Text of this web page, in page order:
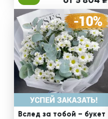
Вслед за тобой – букет